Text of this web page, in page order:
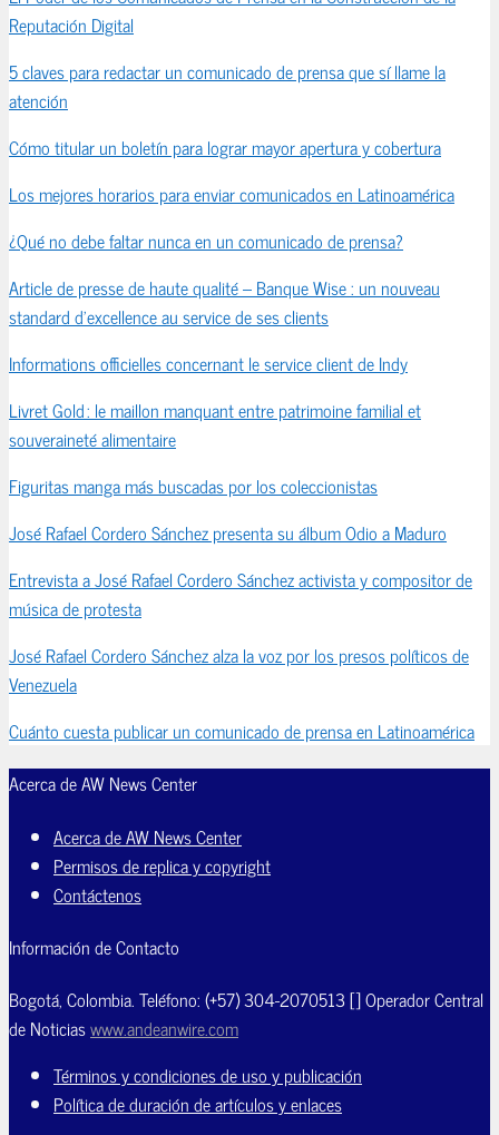
Reputación Digital
5 claves para redactar un comunicado de prensa que sí llame la
atención
Cómo titular un boletín para lograr mayor apertura y cobertura
Los mejores horarios para enviar comunicados en Latinoamérica
¿Qué no debe faltar nunca en un comunicado de prensa?
Article de presse de haute qualité – Banque Wise : un nouveau
standard d’excellence au service de ses clients
Informations officielles concernant le service client de Indy
Livret Gold : le maillon manquant entre patrimoine familial et
souveraineté alimentaire
Figuritas manga más buscadas por los coleccionistas
José Rafael Cordero Sánchez presenta su álbum Odio a Maduro
Entrevista a José Rafael Cordero Sánchez activista y compositor de
música de protesta
José Rafael Cordero Sánchez alza la voz por los presos políticos de
Venezuela
Cuánto cuesta publicar un comunicado de prensa en Latinoamérica
Acerca de AW News Center
Acerca de AW News Center
Permisos de replica y copyright
Contáctenos
Información de Contacto
Bogotá, Colombia. Teléfono: (+57) 304-2070513 [] Operador Central
de Noticiaswww.andeanwire.com
Términos y condiciones de uso y publicación
Política de duración de artículos y enlaces